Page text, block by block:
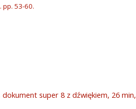
pp. 53-60.
dokument super 8 z dźwiękiem, 26 min,